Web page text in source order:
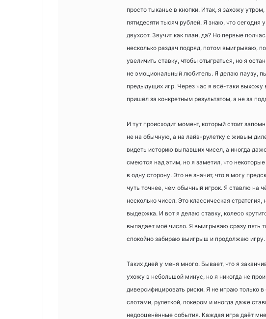
просто тыканье в кнопки. Итак, я захожу
пятидесяти тысяч рублей. Я знаю, что
двухсот. Звучит как план, да? Но первые
несколько раздач подряд, потом выигрываю,
увеличить ставку, чтобы отыграться, но я
не эмоциональный любитель. Я делаю паузу,
предыдущих игр. Через час я всё-таки
пришёл за конкретным результатом, а не за
И тут происходит момент, который стоит
не на обычную, а на лайв-рулетку с живым
видеть историю выпавших чисел, а иногда
смеются над этим, но я заметил, что
в одну сторону. Это не значит, что я могу
чуть точнее, чем обычный игрок. Я ставлю на
несколько чисел. Это классическая
выдержка. И вот я делаю ставку, колесо
выпадает моё число. Я выигрываю сразу пять
спокойно забираю выигрыш и продолжаю игру.
Таких дней у меня много. Бывает, что я
ухожу в небольшой минус, но я никогда не
диверсифицировать риски. Я не играю только
слотами, рулеткой, покером и иногда даже
недооценённые события. Каждая игра даёт